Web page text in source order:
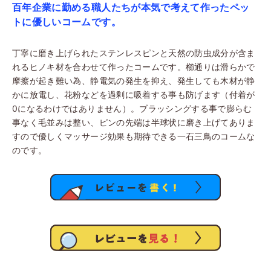
百年企業に勤める職人たちが本気で考えて作ったペッ
トに優しいコームです。
丁寧に磨き上げられたステンレスピンと天然の防虫成分が含ま
れるヒノキ材を合わせて作ったコームです。櫛通りは滑らかで
摩擦が起き難い為、静電気の発生を抑え、発生しても木材が静
かに放電し、花粉などを過剰に吸着する事も防げます（付着が
0になるわけではありません）。ブラッシングする事で膨らむ
事なく毛並みは整い、ピンの先端は半球状に磨き上げてありま
すので優しくマッサージ効果も期待できる一石三鳥のコームな
のです。